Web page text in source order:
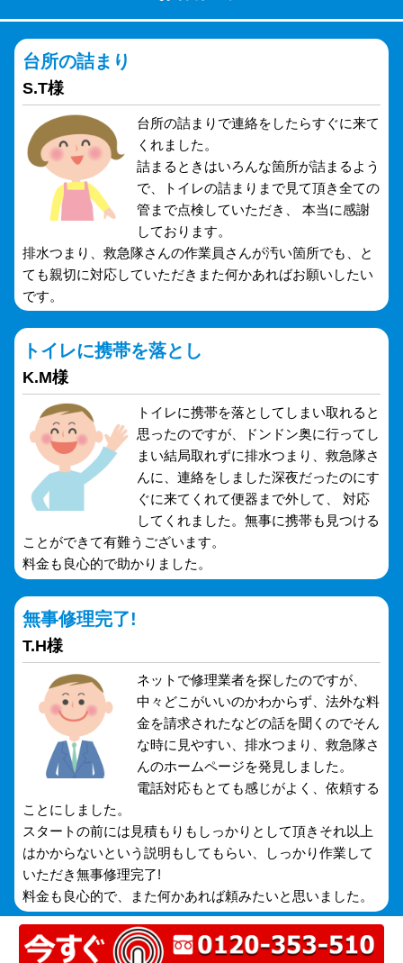
台所の詰まり
S.T様
台所の詰まりで連絡をしたらすぐに来て
くれました。
詰まるときはいろんな箇所が詰まるよう
で、トイレの詰まりまで見て頂き全ての
管まで点検していただき、 本当に感謝
しております。
排水つまり、救急隊さんの作業員さんが汚い箇所でも、と
ても親切に対応していただきまた何かあればお願いしたい
です。
トイレに携帯を落とし
K.M様
トイレに携帯を落としてしまい取れると
思ったのですが、ドンドン奥に行ってし
まい結局取れずに排水つまり、救急隊さ
んに、連絡をしました深夜だったのにす
ぐに来てくれて便器まで外して、 対応
してくれました。無事に携帯も見つける
ことができて有難うございます。
料金も良心的で助かりました。
無事修理完了!
T.H様
ネットで修理業者を探したのですが、
中々どこがいいのかわからず、法外な料
金を請求されたなどの話を聞くのでそん
な時に見やすい、排水つまり、救急隊さ
んのホームページを発見しました。
電話対応もとても感じがよく、依頼する
ことにしました。
スタートの前には見積もりもしっかりとして頂きそれ以上
はかからないという説明もしてもらい、しっかり作業して
いただき無事修理完了!
料金も良心的で、また何かあれば頼みたいと思いました。